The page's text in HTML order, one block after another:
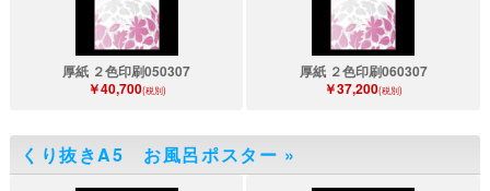
厚紙 ２色印刷050307
￥40,700(税別)
厚紙 ２色印刷060307
￥37,200(税別)
くり抜きA5 お風呂ポスター »